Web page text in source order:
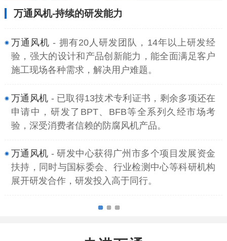
万通风机-持续的研发能力
万通风机 - 拥有20人研发团队，14年以上研发经
验，强大的设计和产品创新能力，能全面满足客户
施工现场各种需求，解决用户难题。
万通风机 - 已取得13技术专利证书，剩余多项还在
申请中，研发了BPT、BFB等全系列久经市场考
验，深受消费者信赖的防腐风机产品。
万通风机 - 研发中心获得广州市多个项目发展资金
扶持，同时与国标委会、行业检测中心等科研机构
展开研发合作，研发投入高于同行。